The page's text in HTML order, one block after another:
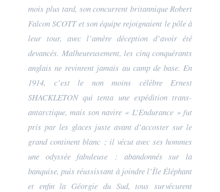
mois plus tard, son concurrent britannique Robert
Falcon SCOTT et son équipe rejoignaient le pôle à
leur tour, avec l’amère déception d’avoir été
devancés. Malheureusement, les cinq conquérants
anglais ne revinrent jamais au camp de base. En
1914, c’est le non moins célèbre Ernest
SHACKLETON qui tenta une expédition trans-
antarctique, mais son navire « L’Endurance » fut
pris par les glaces juste avant d’accoster sur le
grand continent blanc ; il vécut avec ses hommes
une odyssée fabuleuse : abandonnés sur la
banquise, puis réussissant à joindre l’Île Éléphant
et enfin la Géorgie du Sud, tous survécurent